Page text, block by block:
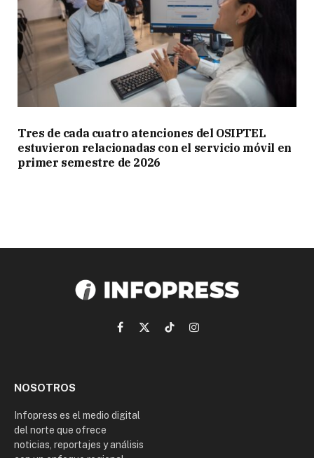
Tres de cada cuatro atenciones del OSIPTEL
estuvieron relacionadas con el servicio móvil en
primer semestre de 2026
Facebook
X
TikTokInstagram
NOSOTROS
Infopress es el medio digital
del norte que ofrece
noticias, reportajes y análisis